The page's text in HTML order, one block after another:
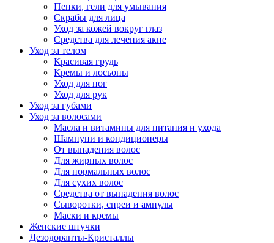
Пенки, гели для умывания
Скрабы для лица
Уход за кожей вокруг глаз
Средства для лечения акне
Уход за телом
Красивая грудь
Кремы и лосьоны
Уход для ног
Уход для рук
Уход за губами
Уход за волосами
Масла и витамины для питания и ухода
Шампуни и кондиционеры
От выпадения волос
Для жирных волос
Для нормальных волос
Для сухих волос
Средства от выпадения волос
Сыворотки, спреи и ампулы
Маски и кремы
Женские штучки
Дезодоранты-Кристаллы